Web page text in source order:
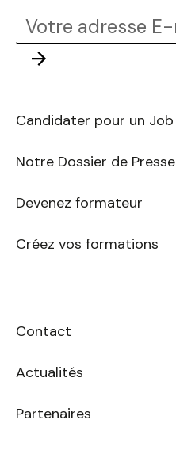
Votre
adresse
E-
Envoyer
Candidater pour un Job
Notre Dossier de Presse
Devenez formateur
Créez vos formations
Contact
Actualités
Partenaires